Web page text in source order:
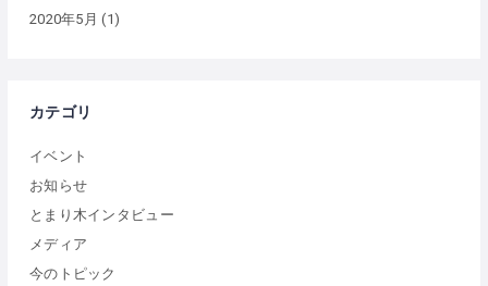
2020年5月 (1)
カテゴリ
イベント
お知らせ
とまり木インタビュー
メディア
今のトピック